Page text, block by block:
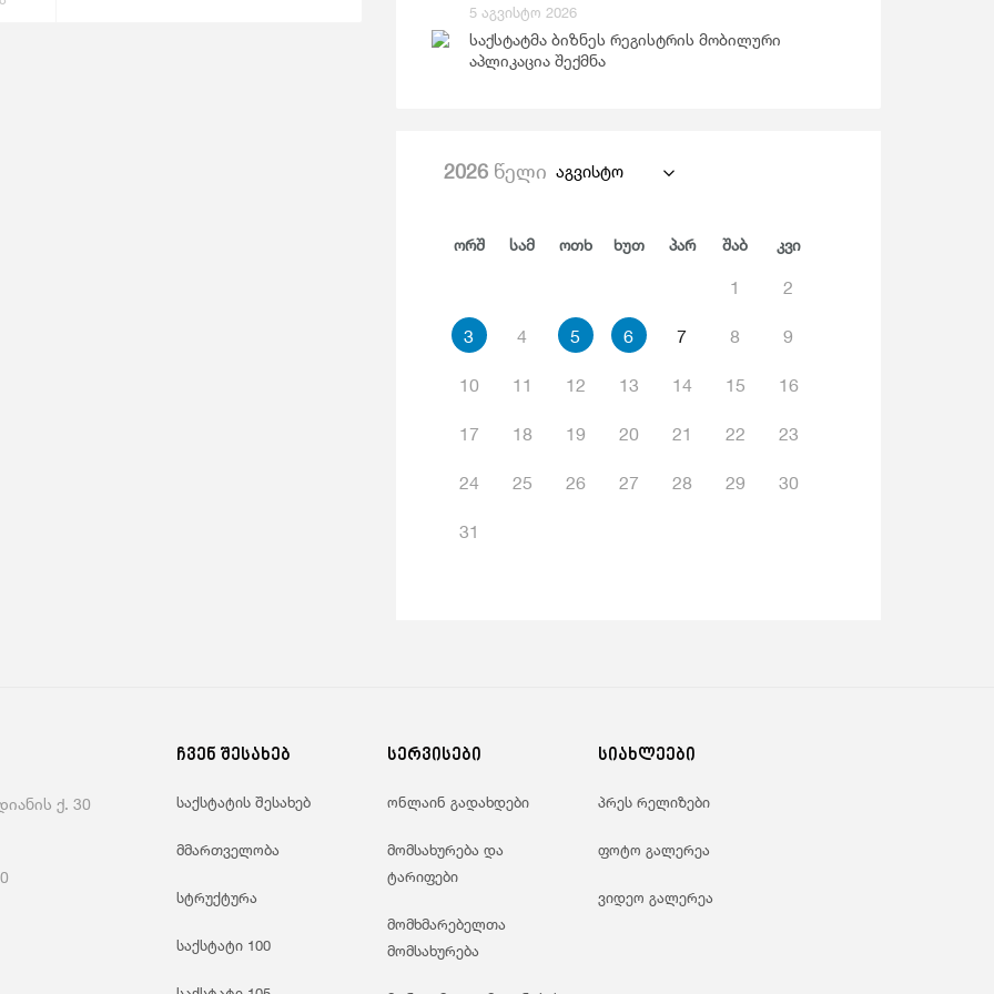
Ჯანდაცვა Და Სოციალური Უზრუნველყოფა
5 აგვისტო 2026
საქსტატმა ბიზნეს რეგისტრის მობილური
აპლიკაცია შექმნა
2026წელი აგვისტო
Ორშ Სამ Ოთხ Ხუთ Პარ Შაბ Კვი
1 2
3 4 5 6 7 8 9
10 11 12 13 14 15 16
17 18 19 20 21 22 23
24 25 26 27 28 29 30
31
ქ. 30
ჩვენ შესახებ
საქსტატის შესახებ
მმართველობა
სტრუქტურა
საქსტატი 100
სერვისები
ონლაინ გადახდები
მომსახურება და
ტარიფები
მომხმარებელთა
მომსახურება
სიახლეები
პრეს რელიზები
ფოტო გალერეა
ვიდეო გალერეა